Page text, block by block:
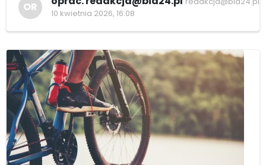
OR
10 kwietnia 2026, 16:08